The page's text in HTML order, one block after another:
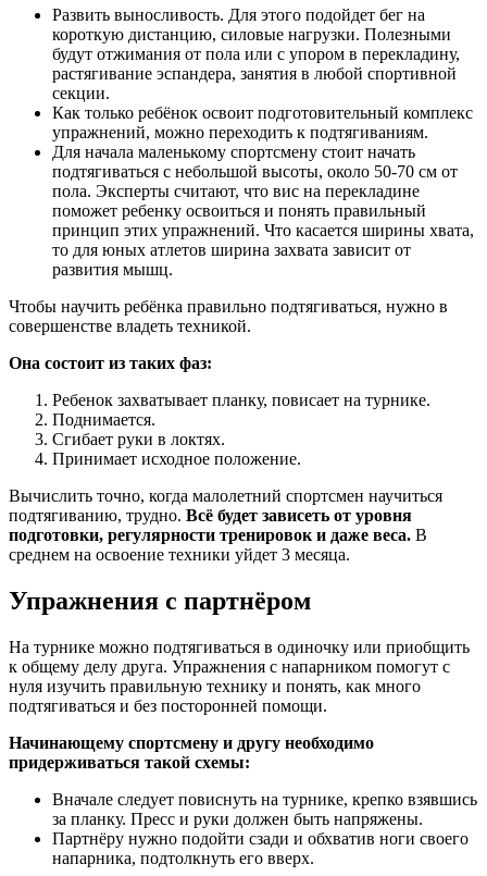
Развить выносливость. Для этого подойдет бег на
короткую дистанцию, силовые нагрузки. Полезными
будут отжимания от пола или с упором в перекладину,
растягивание эспандера, занятия в любой спортивной
секции.
Как только ребёнок освоит подготовительный комплекс
упражнений, можно переходить к подтягиваниям.
Для начала маленькому спортсмену стоит начать
подтягиваться с небольшой высоты, около 50-70 см от
пола. Эксперты считают, что вис на перекладине
поможет ребенку освоиться и понять правильный
принцип этих упражнений. Что касается ширины хвата,
то для юных атлетов ширина захвата зависит от
развития мышц.
Чтобы научить ребёнка правильно подтягиваться, нужно в
совершенстве владеть техникой.
Она состоит из таких фаз:
Ребенок захватывает планку, повисает на турнике.
Поднимается.
Сгибает руки в локтях.
Принимает исходное положение.
Вычислить точно, когда малолетний спортсмен научиться
подтягиванию, трудно. Всё будет зависеть от уровня
подготовки, регулярности тренировок и даже веса. В
среднем на освоение техники уйдет 3 месяца.
Упражнения с партнёром
На турнике можно подтягиваться в одиночку или приобщить
к общему делу друга. Упражнения с напарником помогут с
нуля изучить правильную технику и понять, как много
подтягиваться и без посторонней помощи.
Начинающему спортсмену и другу необходимо
придерживаться такой схемы:
Вначале следует повиснуть на турнике, крепко взявшись
за планку. Пресс и руки должен быть напряжены.
Партнёру нужно подойти сзади и обхватив ноги своего
напарника, подтолкнуть его вверх.